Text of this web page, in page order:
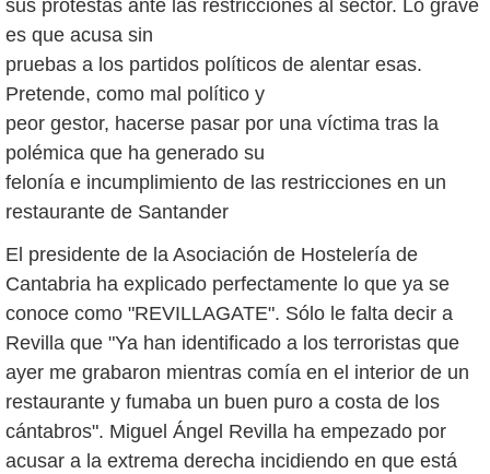
sus protestas ante las restricciones al sector. Lo grave
es que acusa sin
pruebas a los partidos políticos de alentar esas.
Pretende, como mal político y
peor gestor, hacerse pasar por una víctima tras la
polémica que ha generado su
felonía e incumplimiento de las restricciones en un
restaurante de Santander
El presidente de la Asociación de Hostelería de
Cantabria ha explicado perfectamente lo que ya se
conoce como "REVILLAGATE". Sólo le falta decir a
Revilla que "Ya han identificado a los terroristas que
ayer me grabaron mientras comía en el interior de un
restaurante y fumaba un buen puro a costa de los
cántabros". Miguel Ángel Revilla ha empezado por
acusar a la extrema derecha incidiendo en que está